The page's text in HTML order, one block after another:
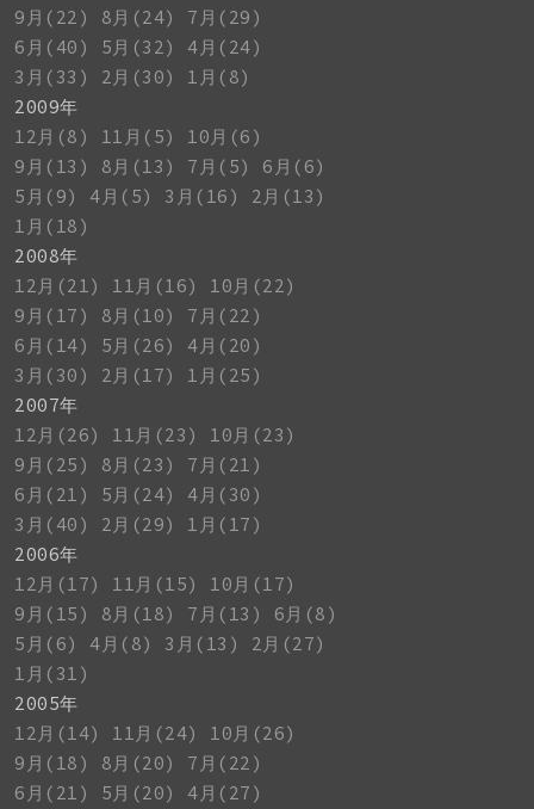
9月(22)
8月(24)
7月(29)
6月(40)
5月(32)
4月(24)
3月(33)
2月(30)
1月(8)
2009年
12月(8)
11月(5)
10月(6)
9月(13)
8月(13) 7月(5)
6月(6)
5月(9)
4月(5) 3月(16)
2月(13)
1月(18)
2008年
12月(21)
11月(16)
10月(22)
9月(17)
8月(10)
7月(22)
6月(14)
5月(26)
4月(20)
3月(30)
2月(17)
1月(25)
2007年
12月(26)
11月(23)
10月(23)
9月(25)
8月(23)
7月(21)
6月(21)
5月(24)
4月(30)
3月(40)
2月(29)
1月(17)
2006年
12月(17)
11月(15)
10月(17)
9月(15)
8月(18) 7月(13)
6月(8)
5月(6)
4月(8) 3月(13)
2月(27)
1月(31)
2005年
12月(14)
11月(24)
10月(26)
9月(18)
8月(20)
7月(22)
6月(21)
5月(20) 4月(27)